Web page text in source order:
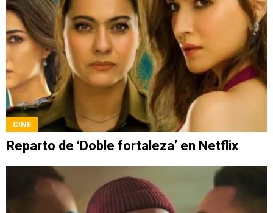
CINE
Reparto de ‘Doble fortaleza’ en Netflix